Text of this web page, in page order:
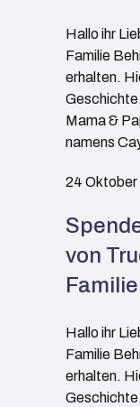
Hallo ihr
Familie
erhalten.
Mama &
namens
24 Oktober
von
Hallo ihr
Familie
erhalten.